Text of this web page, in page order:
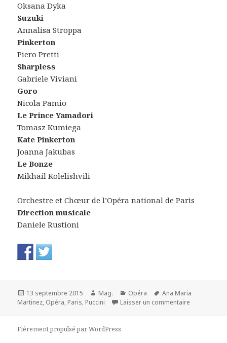
Oksana Dyka
Suzuki
Annalisa Stroppa
Pinkerton
Piero Pretti
Sharpless
Gabriele Viviani
Goro
Nicola Pamio
Le Prince Yamadori
Tomasz Kumiega
Kate Pinkerton
Joanna Jakubas
Le Bonze
Mikhail Kolelishvili
Orchestre et Chœur de l’Opéra national de Paris
Direction musicale
Daniele Rustioni
Publié
le
13 septembre 2015 Auteur
Mag. Catégories
Opéra
Mots-
clés
Ana Maria
Martinez, Opéra, Paris, Puccini Laisser un commentaire
Fièrement propulsé par WordPress